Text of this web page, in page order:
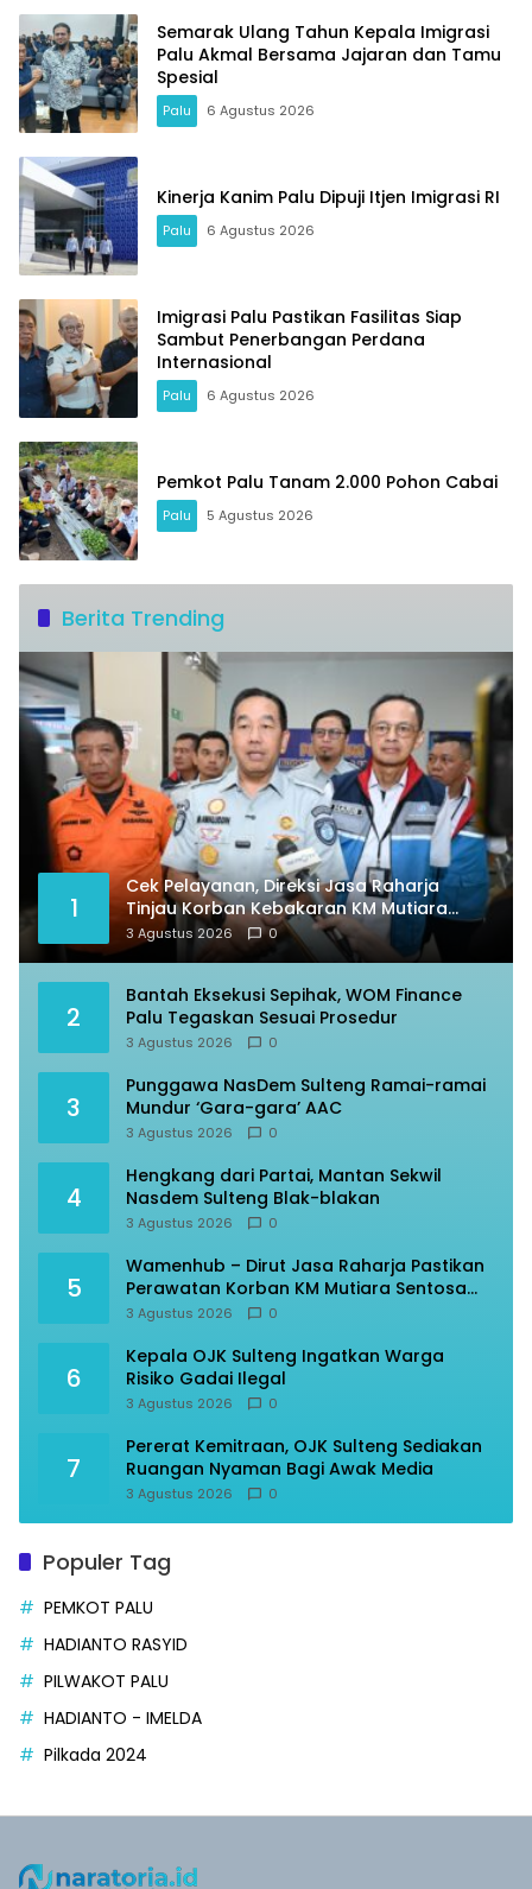
Semarak Ulang Tahun Kepala Imigrasi
Palu Akmal Bersama Jajaran dan Tamu
Spesial
Palu 6 Agustus 2026
Kinerja Kanim Palu Dipuji Itjen Imigrasi RI
Palu 6 Agustus 2026
Imigrasi Palu Pastikan Fasilitas Siap
Sambut Penerbangan Perdana
Internasional
Palu 6 Agustus 2026
Pemkot Palu Tanam 2.000 Pohon Cabai
Palu 5 Agustus 2026
Berita Trending
1
Cek Pelayanan, Direksi Jasa Raharja
Tinjau Korban Kebakaran KM Mutiara
Sentosa II
3 Agustus 2026 0
2
Bantah Eksekusi Sepihak, WOM Finance
Palu Tegaskan Sesuai Prosedur
3 Agustus 2026 0
3
Punggawa NasDem Sulteng Ramai-ramai
Mundur ‘Gara-gara’ AAC
3 Agustus 2026 0
4
Hengkang dari Partai, Mantan Sekwil
Nasdem Sulteng Blak-blakan
3 Agustus 2026 0
5
Wamenhub – Dirut Jasa Raharja Pastikan
Perawatan Korban KM Mutiara Sentosa
Optimal
3 Agustus 2026 0
6
Kepala OJK Sulteng Ingatkan Warga
Risiko Gadai Ilegal
3 Agustus 2026 0
7
Pererat Kemitraan, OJK Sulteng Sediakan
Ruangan Nyaman Bagi Awak Media
3 Agustus 2026 0
Populer Tag
PEMKOT PALU
HADIANTO RASYID
PILWAKOT PALU
HADIANTO - IMELDA
Pilkada 2024